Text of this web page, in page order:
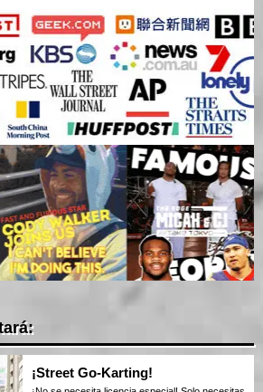
¡Street Go-Karting!